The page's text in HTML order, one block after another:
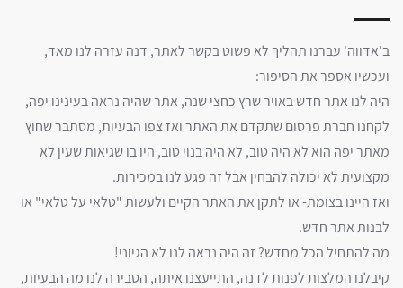
ב'אדווה' עברנו תהליך לא פשוט בקשר לאתר, דנה עזרה לנו מאד,
ועכשיו אספר את הסיפור:
היה לנו אתר חדש באויר שרץ כחצי שנה, אתר שהיה נראה בעינינו יפה,
לקחנו חברת פרסום שתקדם את האתר ואז צפו הבעיות, מסתבר שחוץ
מאתר יפה הוא לא היה טוב, לא היה בנוי טוב, היו בו שגיאות שעין לא
מקצועית לא יכולה להבחין אבל זה פגע לנו במכירות.
ואז היינו בצומת- או לתקן את האתר הקיים ולעשות "טלאי על טלאי" או
לבנות אתר חדש.
מה להתחיל הכל מחדש? זה היה נראה לנו לא הגיוני!
קיבלנו המלצות לפנות לדנה, התייעצנו איתה, הסבירה לנו מה הבעיות,